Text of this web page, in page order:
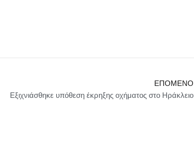
ΕΠΌΜΕΝΟ
Εξιχνιάσθηκε υπόθεση έκρηξης οχήματος στο Ηράκλειο